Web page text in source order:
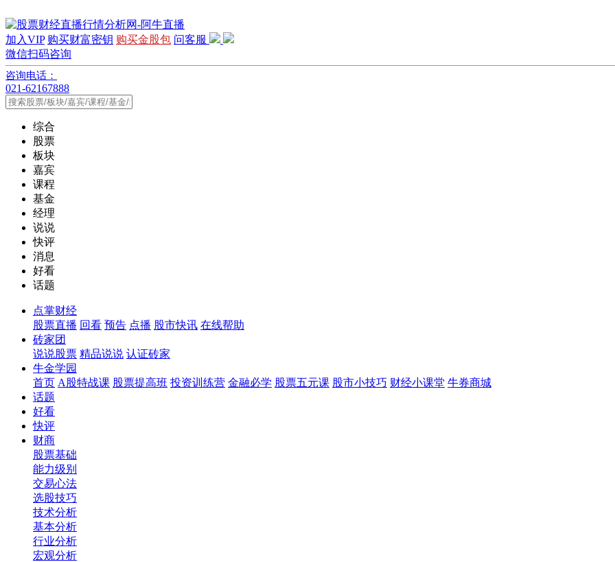
加入VIP 购买财富密钥 购买金股包 问客服
微信扫码咨询
咨询电话：
021-62167888
综合
股票
板块
嘉宾
课程
基金
经理
说说
快评
消息
好看
话题
点掌财经
股票直播 回看 预告 点播 股市快讯 在线帮助
砖家团
说说股票 精品说说 认证砖家
牛金学园
首页 A股特战课 股票提高班 投资训练营 金融必学 股票五元课 股市小技巧 财经小课堂 牛券商城
话题
好看
快评
财商
股票基础
能力级别
交易心法
选股技巧
技术分析
基本分析
行业分析
宏观分析